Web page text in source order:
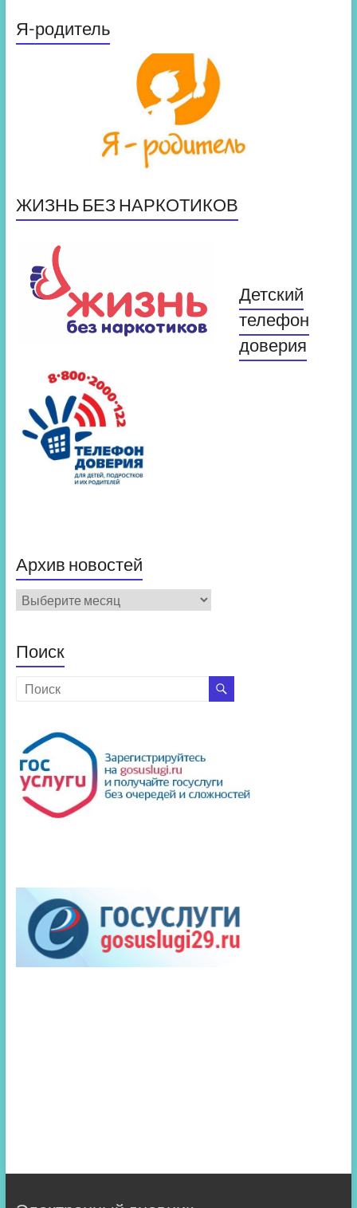
Я-родитель
ЖИЗНЬ БЕЗ НАРКОТИКОВ
Детский
телефон
доверия
Архив новостей
Архив
новостей
Поиск